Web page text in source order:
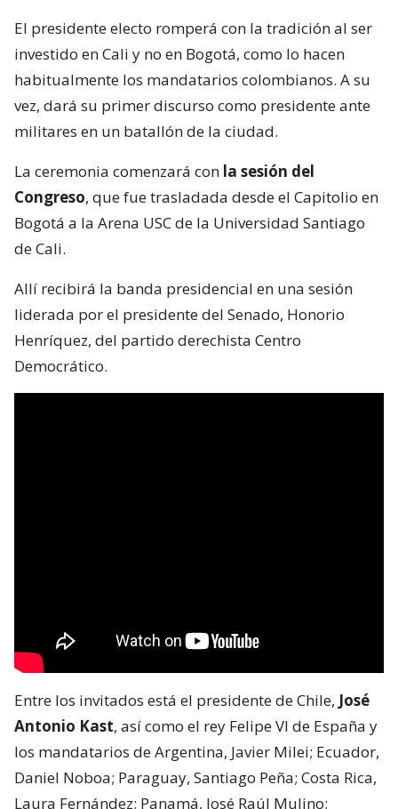
El presidente electo romperá con la tradición al ser
investido en Cali y no en Bogotá, como lo hacen
habitualmente los mandatarios colombianos. A su
vez, dará su primer discurso como presidente ante
militares en un batallón de la ciudad.
La ceremonia comenzará con la sesión del
Congreso, que fue trasladada desde el Capitolio en
Bogotá a la Arena USC de la Universidad Santiago
de Cali.
Allí recibirá la banda presidencial en una sesión
liderada por el presidente del Senado, Honorio
Henríquez, del partido derechista Centro
Democrático.
Entre los invitados está el presidente de Chile, José
Antonio Kast, así como el rey Felipe VI de España y
los mandatarios de Argentina, Javier Milei; Ecuador,
Daniel Noboa; Paraguay, Santiago Peña; Costa Rica,
Laura Fernández; Panamá, José Raúl Mulino;